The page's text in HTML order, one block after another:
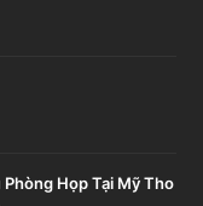
Họp Tại Mỹ Tho